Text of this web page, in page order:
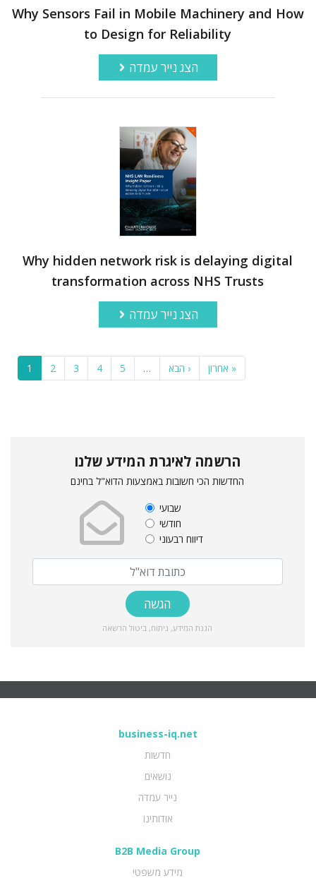
Why Sensors Fail in Mobile Machinery and How
to Design for Reliability
הצג נייר עמדה
Why hidden network risk is delaying digital
transformation across NHS Trusts
הצג נייר עמדה
1 2 3 4 5 … הבא › אחרון »
הרשמה לאיגרת המידע שלנו
החדשות הכי חשובות באמצעות הדוא"ל בחינם
שבועי
חודשי
דיווח רבעוני
הגנת המידע, ניתוח, ביטול הרשאה
business-iq.net
חדשות
נושאים
נייר עמדה
אודותינו
B2B Media Group
מידע משפטי